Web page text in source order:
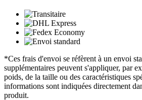
*Ces frais d'envoi se réfèrent à un envoi
supplémentaires peuvent s'appliquer, par
poids, de la taille ou des caractéristiques
informations sont indiquées directement
produit.